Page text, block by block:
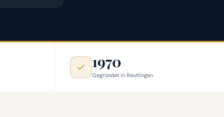
1970
Gegründet in Reutlingen